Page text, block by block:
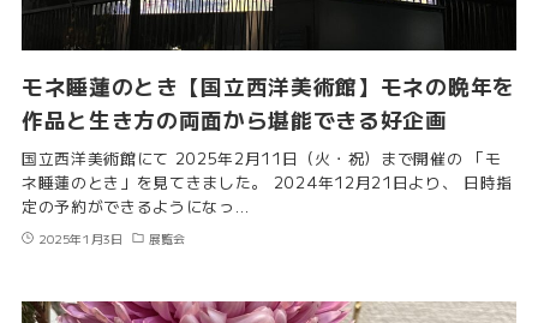
モネ睡蓮のとき【国立西洋美術館】モネの晩年を
作品と生き方の両面から堪能できる好企画
国立西洋美術館にて 2025年2月11日（火・祝）まで開催の 「モ
ネ睡蓮のとき」を見てきました。 2024年12月21日より、 日時指
定の予約ができるようになっ…
2025年1月3日 展覧会